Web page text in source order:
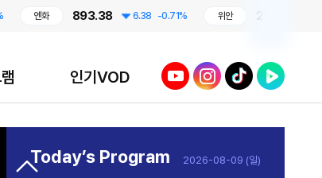
893.38 6.38 -0.71% 209.17
이 업&다운
인기VOD
유튜브 인스타그램
틱톡 네이버TV
Today’s Program 2026-08-09 (일)